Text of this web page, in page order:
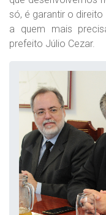
só, é garantir o
a quem mais
prefeito Júlio Cezar.